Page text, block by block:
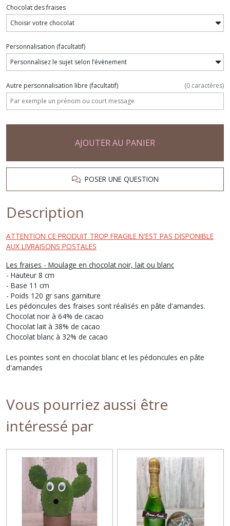
Chocolat des fraises
Personnalisation (facultatif)
Autre personnalisation libre (facultatif) (0 caractères)
AJOUTER AU PANIER
POSER UNE QUESTION
Description
ATTENTION CE PRODUIT TROP FRAGILE N'EST PAS DISPONIBLE
AUX LIVRAISONS POSTALES
Les fraises - Moulage en chocolat noir, lait ou blanc
- Hauteur 8 cm
- Base 11 cm
- Poids 120 gr sans garniture
Les pédoncules des fraises sont réalisés en pâte d'amandes.
Chocolat noir à 64% de cacao
Chocolat lait à 38% de cacao
Chocolat blanc à 32% de cacao
Les pointes sont en chocolat blanc et les pédoncules en pâte
d'amandes
Vous pourriez aussi être
intéressé par